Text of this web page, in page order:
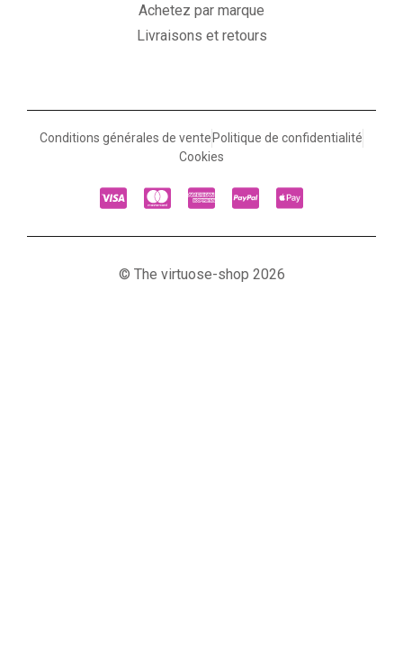
Achetez par marque
Livraisons et retours
Conditions générales de vente Politique de confidentialité
Cookies
© The virtuose-shop 2026